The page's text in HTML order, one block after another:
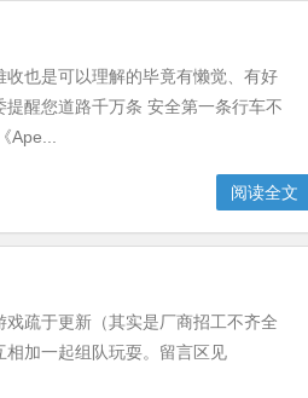
也是可以理解的毕竟有懒觉、有好
醒您道路千万条 安全第一条行车不
Ape...
阅读全文
疏于更新（其实是厂商招工不齐全
加一起组队玩耍。留言区见